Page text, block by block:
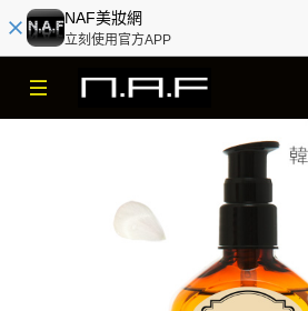
NAF美妝網
立刻使用官方APP